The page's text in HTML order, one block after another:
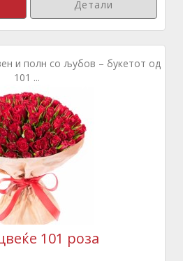
Детали
и полн со љубов – букетот од
101 ...
101 роза